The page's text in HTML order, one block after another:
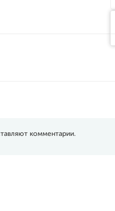
комментарии.